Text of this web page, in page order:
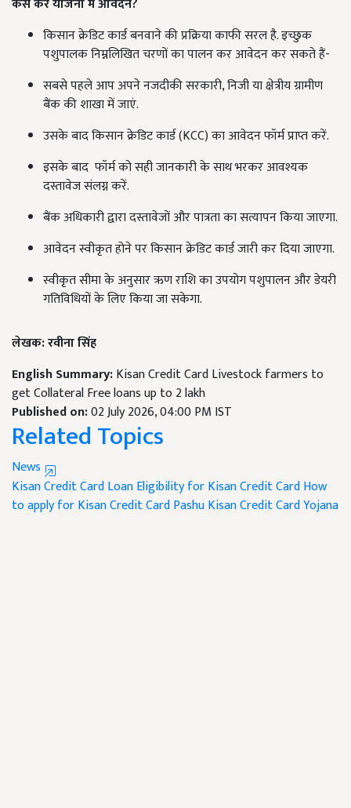
कैसे करें योजना में आवेदन?
किसान क्रेडिट कार्ड बनवाने की प्रक्रिया काफी सरल है. इच्छुक
पशुपालक निम्नलिखित चरणों का पालन कर आवेदन कर सकते हैं-
सबसे पहले आप अपने नजदीकी सरकारी, निजी या क्षेत्रीय ग्रामीण
बैंक की शाखा में जाएं.
उसके बाद किसान क्रेडिट कार्ड (KCC) का आवेदन फॉर्म प्राप्त करें.
इसके बाद फॉर्म को सही जानकारी के साथ भरकर आवश्यक
दस्तावेज संलग्न करें.
बैंक अधिकारी द्वारा दस्तावेजों और पात्रता का सत्यापन किया जाएगा.
आवेदन स्वीकृत होने पर किसान क्रेडिट कार्ड जारी कर दिया जाएगा.
स्वीकृत सीमा के अनुसार ऋण राशि का उपयोग पशुपालन और डेयरी
गतिविधियों के लिए किया जा सकेगा.
लेखक: रवीना सिंह
English Summary:Kisan Credit Card Livestock farmers to
get Collateral Free loans up to 2 lakh
Published on:02 July 2026, 04:00 PM IST
Related Topics
News
Kisan Credit Card LoanEligibility for Kisan Credit CardHow
to apply for Kisan Credit CardPashu Kisan Credit Card Yojana